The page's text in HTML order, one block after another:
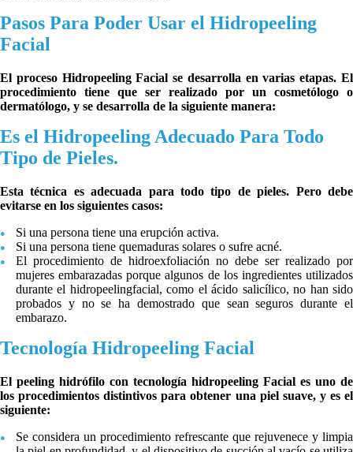
Pasos Para Poder Usar el Hidropeeling
Facial
El proceso Hidropeeling Facial se desarrolla en varias etapas. El
procedimiento tiene que ser realizado por un cosmetólogo o
dermatólogo, y se desarrolla de la siguiente manera:
Es el Hidropeeling Adecuado Para Todo
Tipo de Pieles.
Esta técnica es adecuada para todo tipo de pieles. Pero debe
evitarse en los siguientes casos:
Si una persona tiene una erupción activa.
Si una persona tiene quemaduras solares o sufre acné.
El procedimiento de hidroexfoliación no debe ser realizado por
mujeres embarazadas porque algunos de los ingredientes utilizados
durante el hidropeelingfacial, como el ácido salicílico, no han sido
probados y no se ha demostrado que sean seguros durante el
embarazo.
Tecnología Hidropeeling Facial
El peeling hidrófilo con tecnología hidropeeling Facial es uno de
los procedimientos distintivos para obtener una piel suave, y es el
siguiente:
Se considera un procedimiento refrescante que rejuvenece y limpia